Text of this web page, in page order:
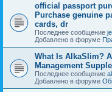
official passport
Purchase genuine
cards, dr
Последнее сообщение
Добавлено в форуме
What Is AlkaSlim?
Management
Последнее сообщение
Добавлено в форуме